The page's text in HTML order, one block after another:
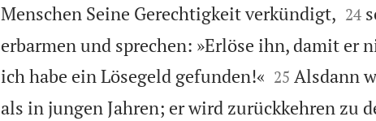
Menschen Seine Gerechtigkeit verkündigt,
24
erbarmen und sprechen: »Erlöse ihn, damit er
ich habe ein Lösegeld gefunden!«
25 Alsdann
als in jungen Jahren; er wird zurückkehren zu